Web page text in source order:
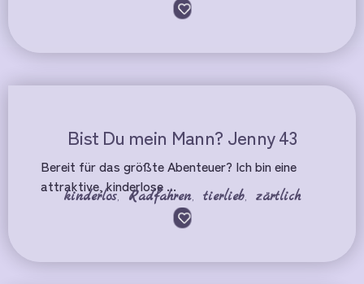
Bist Du mein Mann? Jenny 43
Bereit für das größte Abenteuer? Ich bin eine
attraktive, kinderlose ...
kinderlos,Radfahren, tierlieb, zärtlich